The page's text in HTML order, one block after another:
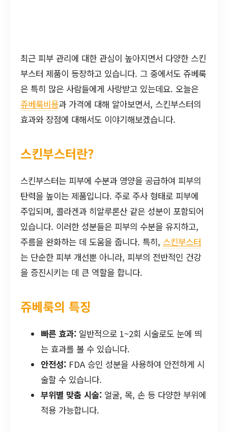
최근 피부 관리에 대한 관심이 높아지면서 다양한 스킨
부스터 제품이 등장하고 있습니다. 그 중에서도 쥬베룩
은 특히 많은 사람들에게 사랑받고 있는데요. 오늘은
쥬베룩비용과 가격에 대해 알아보면서, 스킨부스터의
효과와 장점에 대해서도 이야기해보겠습니다.
스킨부스터란?
스킨부스터는 피부에 수분과 영양을 공급하여 피부의
탄력을 높이는 제품입니다. 주로 주사 형태로 피부에
주입되며, 콜라겐과 히알루론산 같은 성분이 포함되어
있습니다. 이러한 성분들은 피부의 수분을 유지하고,
주름을 완화하는 데 도움을 줍니다. 특히, 스킨부스터
는 단순한 피부 개선뿐 아니라, 피부의 전반적인 건강
을 증진시키는 데 큰 역할을 합니다.
쥬베룩의 특징
빠른 효과: 일반적으로 1~2회 시술로도 눈에 띄
는 효과를 볼 수 있습니다.
안전성: FDA 승인 성분을 사용하여 안전하게 시
술할 수 있습니다.
부위별 맞춤 시술: 얼굴, 목, 손 등 다양한 부위에
적용 가능합니다.